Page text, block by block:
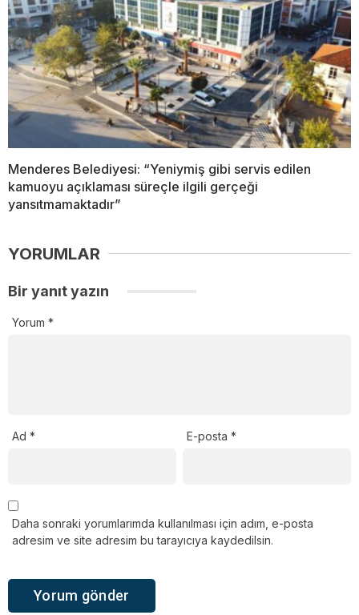
Menderes Belediyesi: “Yeniymiş gibi servis edilen
kamuoyu açıklaması süreçle ilgili gerçeği
yansıtmamaktadır”
YORUMLAR
Bir yanıt yazın
Yorum *
Ad * E-posta*
Daha sonraki yorumlarımda kullanılması için adım, e-posta
adresim ve site adresim bu tarayıcıya kaydedilsin.